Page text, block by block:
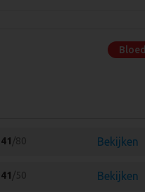
Bloed
41 /80 Bekijken
41 /50 Bekijken